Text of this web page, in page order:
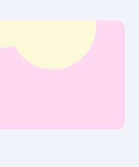
마이도메인